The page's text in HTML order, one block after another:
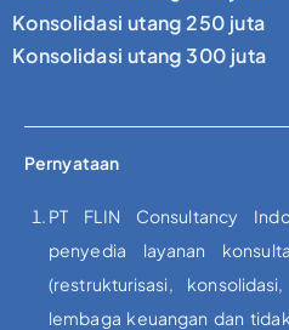
Konsolidasi utang 250 juta
Konsolidasi utang 300 juta
Pernyataan
PT FLIN Consultancy
penyedia layanan
(restrukturisasi,
lembaga keuangan dan